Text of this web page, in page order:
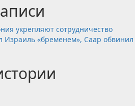
укрепляют сотрудничество
Израиль «бременем», Саар обвинил